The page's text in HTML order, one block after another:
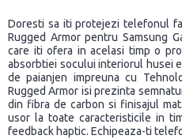
Doresti sa iti protejezi telefonul
Rugged Armor pentru Samsung
care iti ofera in acelasi timp o
absorbtiei socului interiorul husei
de paianjen impreuna cu
Rugged Armor isi prezinta
din fibra de carbon si finisajul
usor la toate caracteristicile in
feedback haptic. Echipeaza-ti